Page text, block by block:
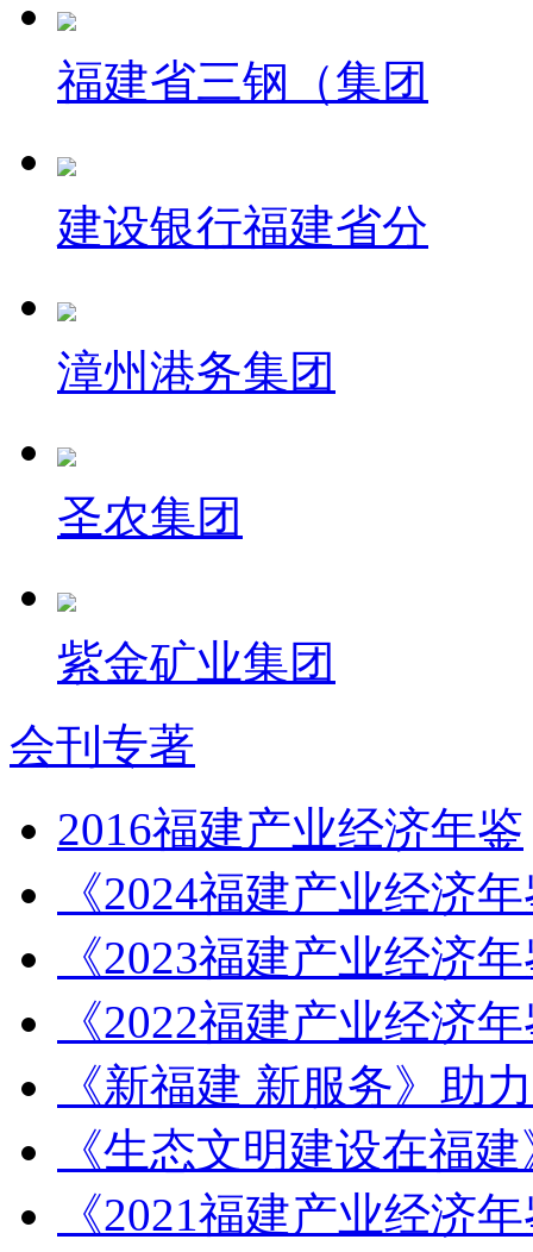
福建省三钢（集团
建设银行福建省分
漳州港务集团
圣农集团
紫金矿业集团
会刊专著
2016福建产业经济年鉴
《2024福建产业经济
《2023福建产业经济
《2022福建产业经济
《新福建 新服务》助
《生态文明建设在福
《2021福建产业经济